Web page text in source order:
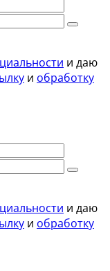
и даю
и обработку
и даю
и обработку